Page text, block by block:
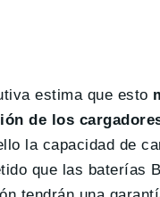
estima que esto
de los
la capacidad de
que las baterías